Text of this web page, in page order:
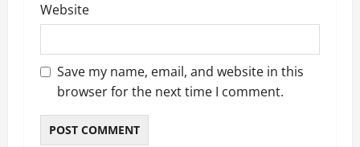
Website
Save my name, email, and website in this
browser for the next time I comment.